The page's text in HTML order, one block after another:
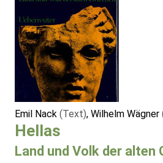
Emil Nack (Text), Wilhelm Wägner
Hellas
Land und Volk der alten